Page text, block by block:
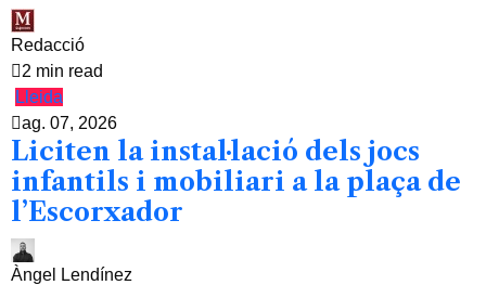
Redacció
2 min read
Lleida
ag. 07, 2026
Liciten la instal·lació dels jocs
infantils i mobiliari a la plaça de
l’Escorxador
Àngel Lendínez